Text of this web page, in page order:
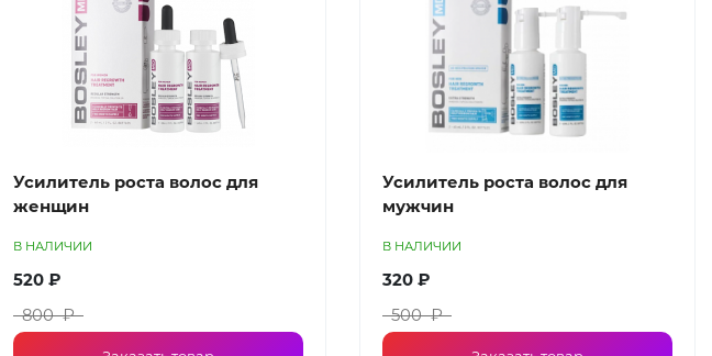
Усилитель роста волос для
женщин
В НАЛИЧИИ
520 ₽
800 ₽
Усилитель роста волос для
мужчин
В НАЛИЧИИ
320 ₽
500 ₽